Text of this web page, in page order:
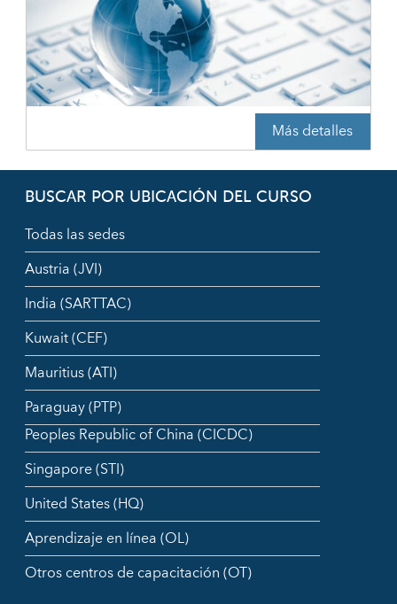
Más detalles
BUSCAR POR UBICACIÓN DEL CURSO
Todas las sedes
Austria (JVI)
India (SARTTAC)
Kuwait (CEF)
Mauritius (ATI)
Paraguay (PTP)
Peoples Republic of China (CICDC)
Singapore (STI)
United States (HQ)
Aprendizaje en línea (OL)
Otros centros de capacitación (OT)